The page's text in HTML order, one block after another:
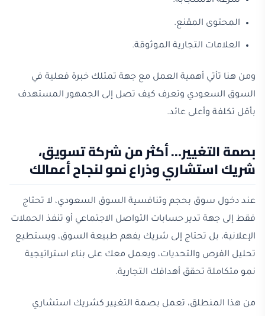
المحتوى المقنع.
العلامات التجارية الموثوقة.
ومن هنا تأتي أهمية العمل مع جهة تمتلك خبرة فعلية في
السوق السعودي وتعرف كيف تصل إلى الجمهور المستهدف
بأقل تكلفة وأعلى عائد.
بصمة التغيير… أكثر من شركة تسويق،
شريك استشاري وذراع نمو لنجاح أعمالك
عند دخول سوق بحجم وتنافسية السوق السعودي، لا تحتاج
فقط إلى جهة تدير حسابات التواصل الاجتماعي أو تنفذ الحملات
الإعلانية، بل تحتاج إلى شريك يفهم طبيعة السوق، ويستطيع
تحليل الفرص والتحديات، ويعمل معك على بناء استراتيجية
نمو متكاملة تحقق أهدافك التجارية.
من هذا المنطلق، تعمل بصمة التغيير كشريك استشاري